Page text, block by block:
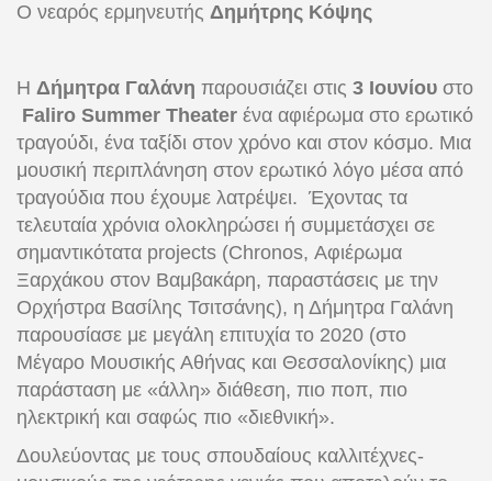
O νεαρός ερμηνευτής Δημήτρης Κόψης
Η Δήμητρα Γαλάνη παρουσιάζει στις 3 Ioυνίουστο
FaliroSummer Theaterένα αφιέρωμα στο ερωτικό
τραγούδι, ένα ταξίδι στον χρόνο και στον κόσμο. Μια
μουσική περιπλάνηση στον ερωτικό λόγο μέσα από
τραγούδια που έχουμε λατρέψει. Έχοντας τα
τελευταία χρόνια ολοκληρώσει ή συμμετάσχει σε
σημαντικότατα projects (Chronos, Αφιέρωμα
Ξαρχάκου στον Βαμβακάρη, παραστάσεις με την
Ορχήστρα Βασίλης Τσιτσάνης), η Δήμητρα Γαλάνη
παρουσίασε με μεγάλη επιτυχία το 2020 (στο
Μέγαρο Μουσικής Αθήνας και Θεσσαλονίκης) μια
παράσταση με «άλλη» διάθεση, πιο ποπ, πιο
ηλεκτρική και σαφώς πιο «διεθνική».
Δουλεύοντας με τους σπουδαίους καλλιτέχνες-